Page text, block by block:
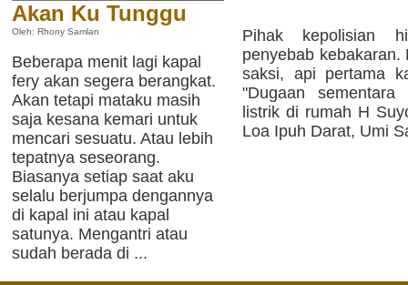
Akan Ku Tunggu
Oleh: Rhony Samlan
Beberapa menit lagi kapal
fery akan segera berangkat.
Akan tetapi mataku masih
saja kesana kemari untuk
mencari sesuatu. Atau lebih
tepatnya seseorang.
Biasanya setiap saat aku
selalu berjumpa dengannya
di kapal ini atau kapal
satunya. Mengantri atau
sudah berada di ...
Pihak kepolisian
penyebab
saksi, api pertama
"Dugaan
listrik di rumah H
Loa Ipuh Darat, Umi